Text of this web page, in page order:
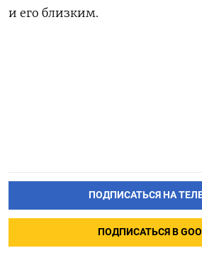
и его близким.
ПОДПИСАТЬСЯ НА
ПОДПИСАТЬСЯ В